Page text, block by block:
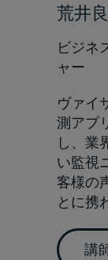
荒井
ビジネ
ャー
ヴァイ
測アプ
し、業
い監視
客様の
とに携
講